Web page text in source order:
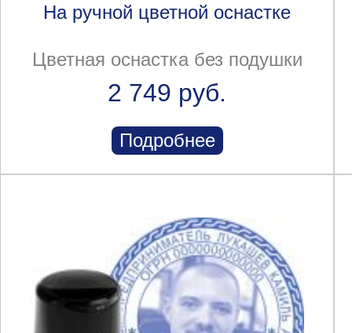
На ручной цветной оснастке
Цветная оснастка без подушки
2 749 руб.
Подробнее